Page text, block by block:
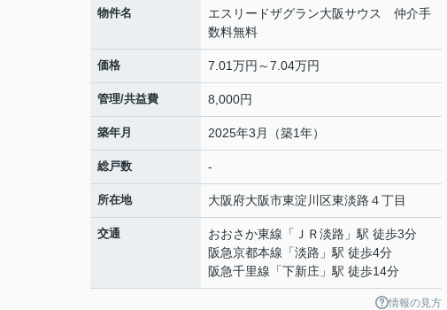
物件名
エスリードザグラン大阪サウス 仲介手
数料無料
価格 7.01万円～7.04万円
管理/共益費 8,000円
築年月 2025年3月（築1年）
総戸数 -
所在地 大阪府大阪市東淀川区東淡路 ４丁目
交通 おおさか東線 「 ＪＲ淡路 」駅 徒歩3分
阪急京都本線 「淡路 」駅 徒歩4分
阪急千里線 「下新庄 」駅 徒歩14分
情報の見方